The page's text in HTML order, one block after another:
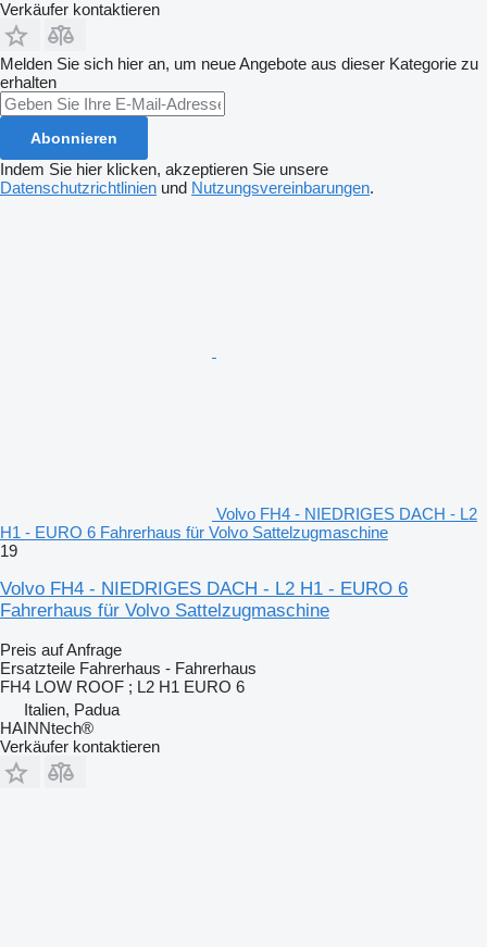
Verkäufer kontaktieren
Melden Sie sich hier an, um neue Angebote aus dieser Kategorie zu
erhalten
Abonnieren
Indem Sie hier klicken, akzeptieren Sie unsere
Datenschutzrichtlinien und Nutzungsvereinbarungen.
Volvo FH4 - NIEDRIGES DACH - L2
H1 - EURO 6 Fahrerhaus für Volvo Sattelzugmaschine
19
Volvo FH4 - NIEDRIGES DACH - L2 H1 - EURO 6
Fahrerhaus für Volvo Sattelzugmaschine
Preis auf Anfrage
Ersatzteile Fahrerhaus - Fahrerhaus
FH4 LOW ROOF ; L2 H1 EURO 6
Italien, Padua
HAINNtech®
Verkäufer kontaktieren